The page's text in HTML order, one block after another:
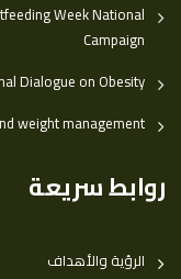
Week National
Campaign
Dialogue on Obesity
weight management
روابط سريعة
الرؤية والأهداف